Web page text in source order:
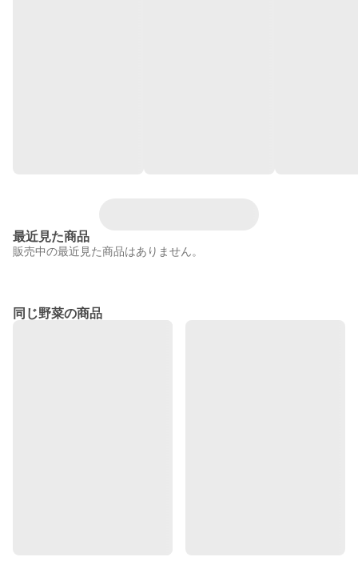
最近見た商品
販売中の最近見た商品はありません。
同じ野菜の商品